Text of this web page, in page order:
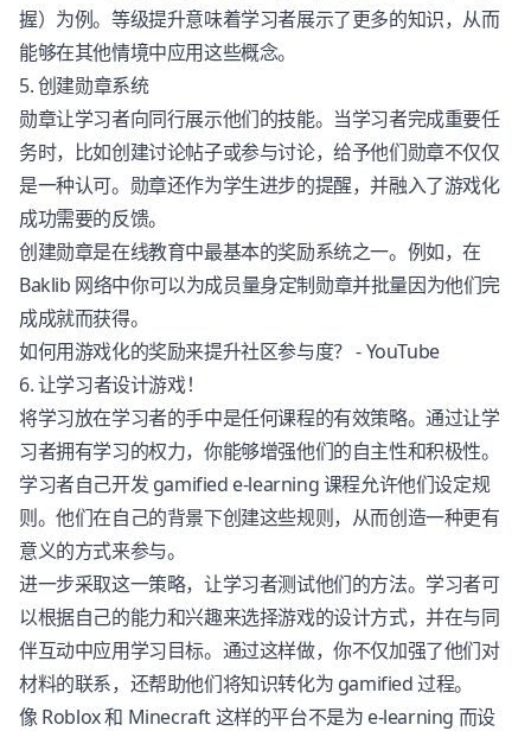
握）为例。等级提升意味着学习者展示了更多的知识，从而
能够在其他情境中应用这些概念。
5. 创建勋章系统
勋章让学习者向同行展示他们的技能。当学习者完成重要任
务时，比如创建讨论帖子或参与讨论，给予他们勋章不仅仅
是一种认可。勋章还作为学生进步的提醒，并融入了游戏化
成功需要的反馈。
创建勋章是在线教育中最基本的奖励系统之一。例如，在
Baklib 网络中你可以为成员量身定制勋章并批量因为他们完
成成就而获得。
如何用游戏化的奖励来提升社区参与度？ - YouTube
6. 让学习者设计游戏！
将学习放在学习者的手中是任何课程的有效策略。通过让学
习者拥有学习的权力，你能够增强他们的自主性和积极性。
学习者自己开发 gamified e-learning 课程允许他们设定规
则。他们在自己的背景下创建这些规则，从而创造一种更有
意义的方式来参与。
进一步采取这一策略，让学习者测试他们的方法。学习者可
以根据自己的能力和兴趣来选择游戏的设计方式，并在与同
伴互动中应用学习目标。通过这样做，你不仅加强了他们对
材料的联系，还帮助他们将知识转化为 gamified 过程。
像 Roblox 和 Minecraft 这样的平台不是为 e-learning 而设